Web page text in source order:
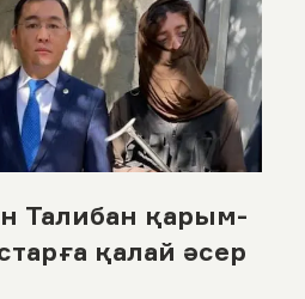
Талибан қарым-
қалай әсер